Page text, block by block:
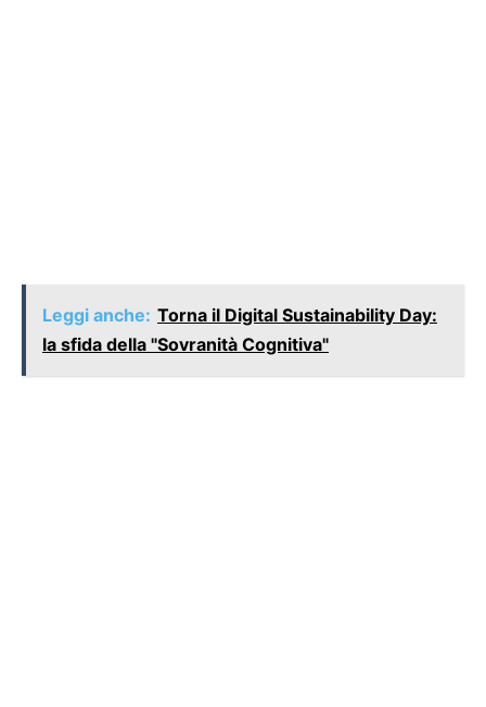
Leggi anche: Torna il Digital Sustainability Day:
la sfida della "Sovranità Cognitiva"